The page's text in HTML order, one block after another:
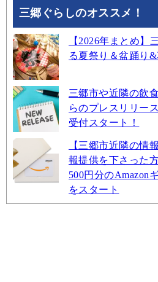
三郷ぐらしのオススメ！
【2026年まとめ】
る夏祭り＆盆踊り
三郷市や近隣の飲
らのプレスリリー
受付スタート！
【三郷市近隣の情
報提供を下さった
500円分のAmazon
をスタート